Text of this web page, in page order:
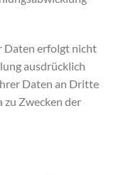
Daten erfolgt nicht
ausdrücklich
Daten an Dritte
zu Zwecken der